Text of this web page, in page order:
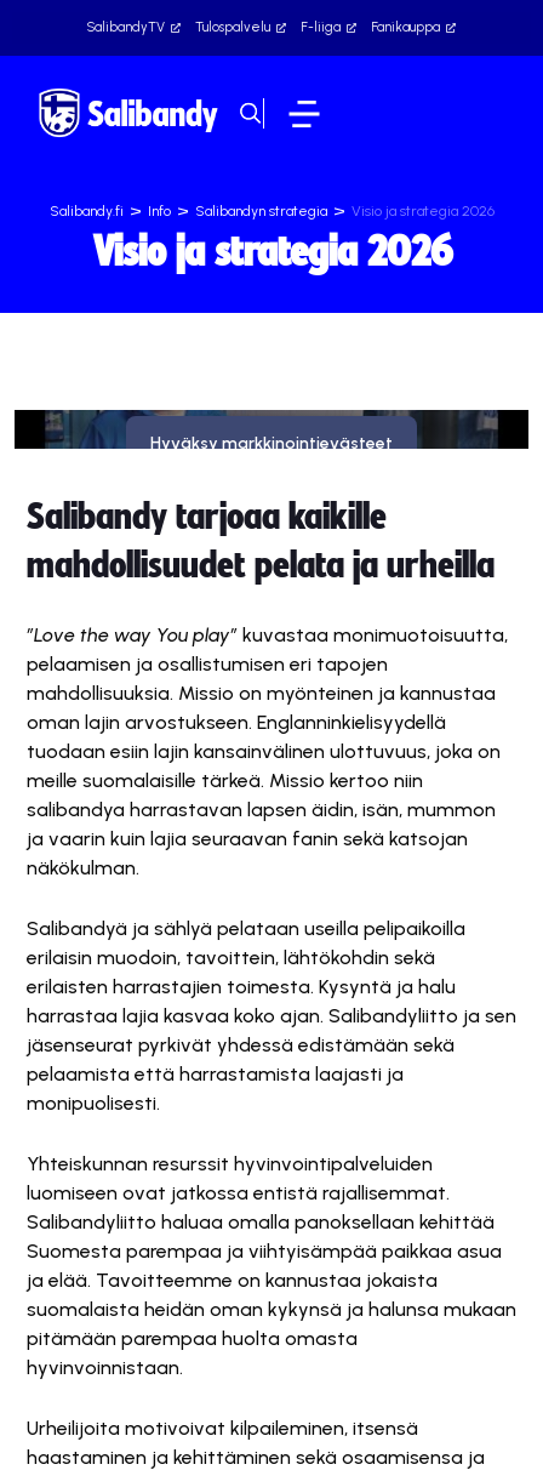
SalibandyTV Tulospalvelu F-liiga Fanikauppa
Salibandy.fi > Info > Salibandyn strategia > Visio ja strategia 2026
Visio ja strategia 2026
Hyväksy markkinointievästeet
Salibandy tarjoaa kaikille
mahdollisuudet pelata ja urheilla
”Love the way You play” kuvastaa monimuotoisuutta,
pelaamisen ja osallistumisen eri tapojen
mahdollisuuksia. Missio on myönteinen ja kannustaa
oman lajin arvostukseen. Englanninkielisyydellä
tuodaan esiin lajin kansainvälinen ulottuvuus, joka on
meille suomalaisille tärkeä. Missio kertoo niin
salibandya harrastavan lapsen äidin, isän, mummon
ja vaarin kuin lajia seuraavan fanin sekä katsojan
näkökulman.
Salibandyä ja sählyä pelataan useilla pelipaikoilla
erilaisin muodoin, tavoittein, lähtökohdin sekä
erilaisten harrastajien toimesta. Kysyntä ja halu
harrastaa lajia kasvaa koko ajan. Salibandyliitto ja sen
jäsenseurat pyrkivät yhdessä edistämään sekä
pelaamista että harrastamista laajasti ja
monipuolisesti.
Yhteiskunnan resurssit hyvinvointipalveluiden
luomiseen ovat jatkossa entistä rajallisemmat.
Salibandyliitto haluaa omalla panoksellaan kehittää
Suomesta parempaa ja viihtyisämpää paikkaa asua
ja elää. Tavoitteemme on kannustaa jokaista
suomalaista heidän oman kykynsä ja halunsa mukaan
pitämään parempaa huolta omasta
hyvinvoinnistaan.
Urheilijoita motivoivat kilpaileminen, itsensä
haastaminen ja kehittäminen sekä osaamisensa ja